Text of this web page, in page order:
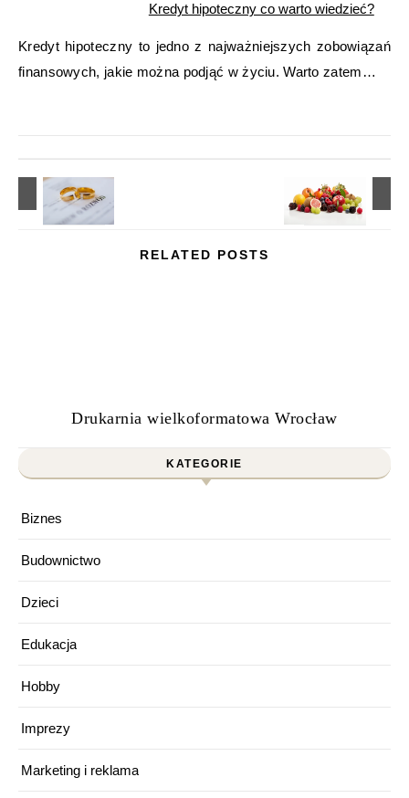
Kredyt hipoteczny co warto wiedzieć?
Kredyt hipoteczny to jedno z najważniejszych zobowiązań
finansowych, jakie można podjąć w życiu. Warto zatem…
RELATED POSTS
Drukarnia wielkoformatowa Wrocław
KATEGORIE
Biznes
Budownictwo
Dzieci
Edukacja
Hobby
Imprezy
Marketing i reklama